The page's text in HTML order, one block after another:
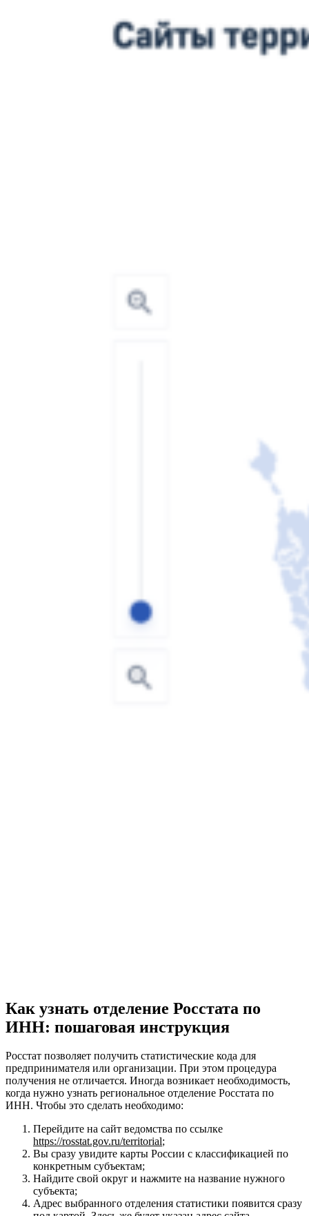
Как узнать отделение Росстата по
ИНН: пошаговая инструкция
Росстат позволяет получить статистические кода для
предпринимателя или организации. При этом процедура
получения не отличается. Иногда возникает необходимость,
когда нужно узнать региональное отделение Росстата по
ИНН. Чтобы это сделать необходимо:
Перейдите на сайт ведомства по ссылке
https://rosstat.gov.ru/territorial;
Вы сразу увидите карты России с классификацией по
конкретным субъектам;
Найдите свой округ и нажмите на название нужного
субъекта;
Адрес выбранного отделения статистики появится сразу